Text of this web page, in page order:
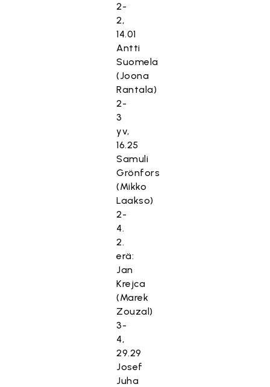
2-
2,
14.01
Antti
Suomela
(Joona
Rantala)
2-
3
yv,
16.25
Samuli
Grönfors
(Mikko
Laakso)
2-
4.
2.
erä:
Jan
Krejca
(Marek
Zouzal)
3-
4,
29.29
Josef
Juha